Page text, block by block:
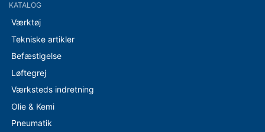
KATALOG
Værktøj
Tekniske artikler
Befæstigelse
Løftegrej
Værksteds indretning
Olie & Kemi
Pneumatik